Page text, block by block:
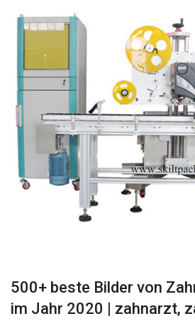
500+ beste Bilder von
im Jahr 2020 | zahnarzt,